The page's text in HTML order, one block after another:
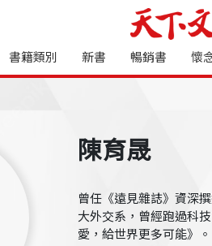
書籍類別 新書 暢銷書 懷
陳育晟
曾任《遠見雜誌》資深
大外交系，曾經跑過科
愛，給世界更多可能》。